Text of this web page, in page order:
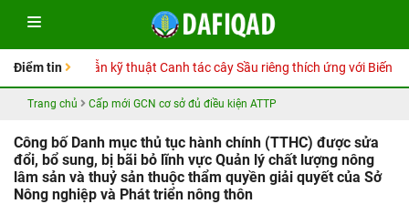
Điểm tin
tay Hướng dẫn kỹ thuật Canh tác cây Sầu riêng thích ứng với Biến đổi
Trang chủ Cấp mới GCN cơ sở đủ điều kiện ATTP
Công bố Danh mục thủ tục hành chính (TTHC) được sửa
đổi, bổ sung, bị bãi bỏ lĩnh vực Quản lý chất lượng nông
lâm sản và thuỷ sản thuộc thẩm quyền giải quyết của Sở
Nông nghiệp và Phát triển nông thôn